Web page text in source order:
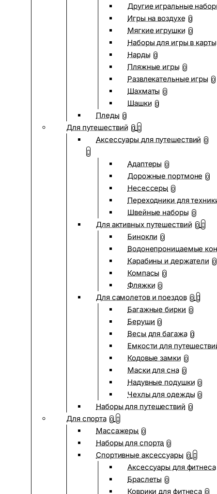
Другие игральные
Игры на воздухе 0
Мягкие игрушки 0
Наборы для игры в карты
Нарды 0
Пляжные игры 0
Развлекательные игры 0
Шахматы 0
Шашки 0
Пледы 0
Для путешествий 0
Аксессуары для путешествий 0
Адаптеры 0
Дорожные портмоне 0
Несессеры 0
Переходники для
Швейные наборы 0
Для активных путешествий 0
Бинокли 0
Водонепроницаемые
Карабины и держатели 0
Компасы 0
Фляжки 0
Для самолетов и поездов 0
Багажные бирки 0
Беруши 0
Весы для багажа 0
Емкости для
Кодовые замки 0
Маски для сна 0
Надувные подушки 0
Чехлы для одежды 0
Наборы для путешествий 0
Для спорта 0
Массажеры 0
Наборы для спорта 0
Спортивные аксессуары 0
Аксессуары для фитнеса
Браслеты 0
Коврики для фитнеса 0